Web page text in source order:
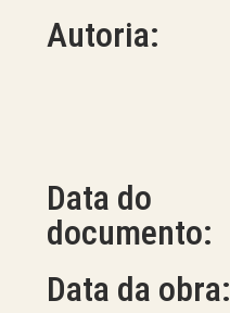
Autoria:
Data do
documento:
Data da obra: